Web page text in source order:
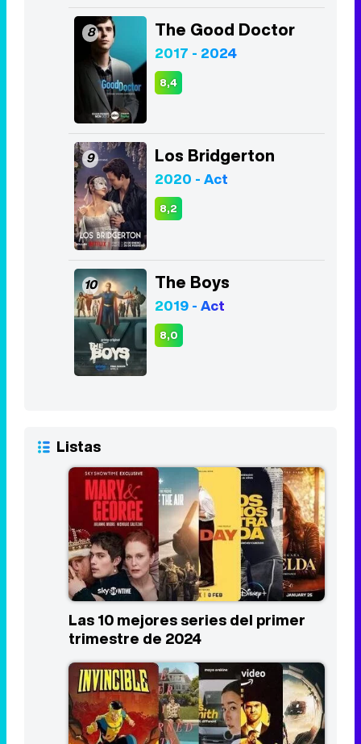
9 Los Bridgerton
2020 - Act
8,2
10 The Boys
2019 - Act
8,0
Listas
Las 10 mejores series del primer
trimestre de 2024
Los estrenos más esperados de
Prime Video en 2024